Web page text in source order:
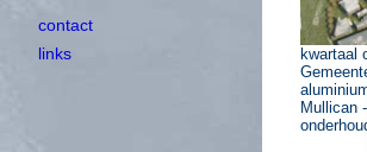
contact
links
kwartaal
Mullican